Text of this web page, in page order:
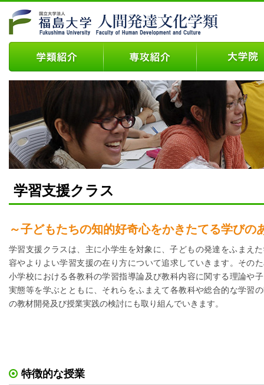
学習支援クラス
～子どもたちの知的好奇心をかきたてる学びの
学習支援クラスは、主に小学生を対象に、子どもの発達をふまえ
容やよりよい学習支援の在り方について追求していきます。その
小学校における各教科の学習指導論及び教科内容に関する理論や
実態等を学ぶとともに、それらをふまえて各教科や総合的な学習
の教材開発及び授業実践の検討にも取り組んでいきます。
特徴的な授業